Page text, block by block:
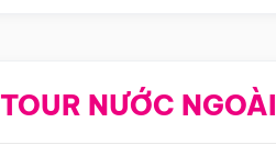
TOUR NƯỚC NGOÀI
Điểm nổi bật